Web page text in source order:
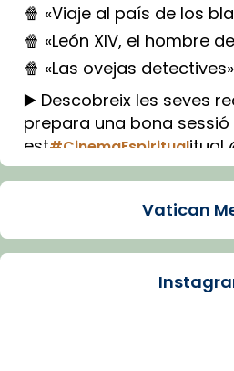
🍿 «Viaje al país de los
🍿 «León XIV, el hombre
🍿 «Las ovejas detectives»
▶️ Descobreix les seves
prepara una bona
est#CinemaEspiritualitual
Imatge: Generada amb
Arquebisbat de
Vatican